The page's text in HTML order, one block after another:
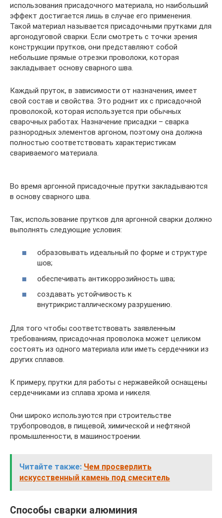
использования присадочного материала, но наибольший
эффект достигается лишь в случае его применения.
Такой материал называется присадочными прутками для
аргонодуговой сварки. Если смотреть с точки зрения
конструкции прутков, они представляют собой
небольшие прямые отрезки проволоки, которая
закладывает основу сварного шва.
Каждый пруток, в зависимости от назначения, имеет
свой состав и свойства. Это роднит их с присадочной
проволокой, которая используется при обычных
сварочных работах. Назначение присадки – сварка
разнородных элементов аргоном, поэтому она должна
полностью соответствовать характеристикам
свариваемого материала.
Во время аргонной присадочные прутки закладываются
в основу сварного шва.
Так, использование прутков для аргонной сварки должно
выполнять следующие условия:
образовывать идеальный по форме и структуре
шов;
обеспечивать антикоррозийность шва;
создавать устойчивость к
внутрикристаллическому разрушению.
Для того чтобы соответствовать заявленным
требованиям, присадочная проволока может целиком
состоять из одного материала или иметь сердечники из
других сплавов.
К примеру, прутки для работы с нержавейкой оснащены
сердечниками из сплава хрома и никеля.
Они широко используются при строительстве
трубопроводов, в пищевой, химической и нефтяной
промышленности, в машиностроении.
Читайте также: Чем просверлить
искусственный камень под смеситель
Способы сварки алюминия